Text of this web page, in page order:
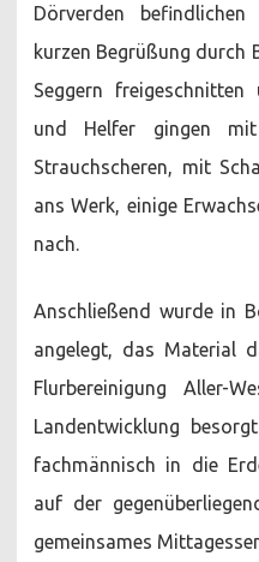
Dörverden
kurzen Begrüßung durch
Seggern
und Helfer gingen
Strauchscheren, mit
ans Werk, einige
nach.
Anschließend wurde in
angelegt, das Material
Flurbereinigung Aller-
Landentwicklung
fachmännisch in die
auf der
gemeinsames